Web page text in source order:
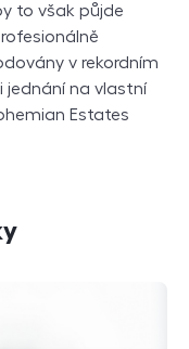
to však půjde
v rekordním
jednání na vlastní
Estates